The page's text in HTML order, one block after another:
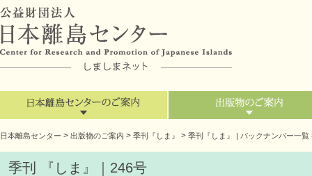
日本離島センター > 出版物のご案内 > 季刊『しま』 > 季刊『しま』 | バックナンバー一覧
季刊 『しま』｜246号